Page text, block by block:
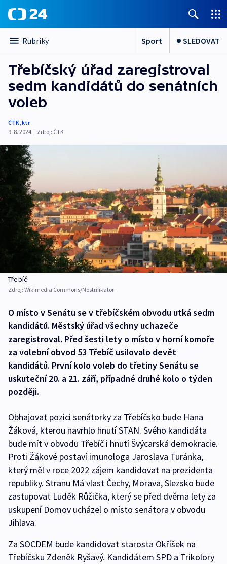
Rubriky Sport SLEDOVAT
Třebíčský úřad zaregistroval
sedm kandidátů do senátních
voleb
ČTK,ktr
9. 8. 2024 | Zdroj: ČTK
Třebíč
Zdroj: Wikimedia Commons/Nostrifikator
O místo v Senátu se v třebíčském obvodu utká sedm
kandidátů. Městský úřad všechny uchazeče
zaregistroval. Před šesti lety o místo v horní komoře
za volební obvod 53 Třebíč usilovalo devět
kandidátů. První kolo voleb do třetiny Senátu se
uskuteční 20. a 21. září, případné druhé kolo o týden
později.
Obhajovat pozici senátorky za Třebíčsko bude Hana
Žáková, kterou navrhlo hnutí STAN. Svého kandidáta
bude mít v obvodu Třebíč i hnutí Švýcarská demokracie.
Proti Žákové postaví imunologa Jaroslava Turánka,
který měl v roce 2022 zájem kandidovat na prezidenta
republiky. Stranu Má vlast Čechy, Morava, Slezsko bude
zastupovat Luděk Růžička, který se před dvěma lety za
uskupení Domov ucházel o místo senátora v obvodu
Jihlava.
Za SOCDEM bude kandidovat starosta Okříšek na
Třebíčsku Zdeněk Ryšavý. Kandidátem SPD a Trikolory